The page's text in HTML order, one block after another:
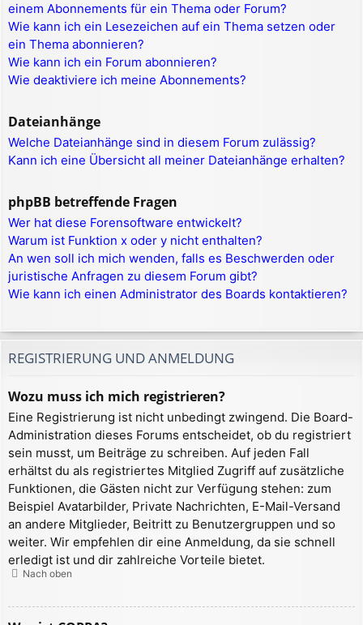
einem Abonnements für ein Thema oder Forum?
Wie kann ich ein Lesezeichen auf ein Thema setzen oder
ein Thema abonnieren?
Wie kann ich ein Forum abonnieren?
Wie deaktiviere ich meine Abonnements?
Dateianhänge
Welche Dateianhänge sind in diesem Forum zulässig?
Kann ich eine Übersicht all meiner Dateianhänge erhalten?
phpBB betreffende Fragen
Wer hat diese Forensoftware entwickelt?
Warum ist Funktion x oder y nicht enthalten?
An wen soll ich mich wenden, falls es Beschwerden oder
juristische Anfragen zu diesem Forum gibt?
Wie kann ich einen Administrator des Boards kontaktieren?
REGISTRIERUNG UND ANMELDUNG
Wozu muss ich mich registrieren?
Eine Registrierung ist nicht unbedingt zwingend. Die Board-
Administration dieses Forums entscheidet, ob du registriert
sein musst, um Beiträge zu schreiben. Auf jeden Fall
erhältst du als registriertes Mitglied Zugriff auf zusätzliche
Funktionen, die Gästen nicht zur Verfügung stehen: zum
Beispiel Avatarbilder, Private Nachrichten, E-Mail-Versand
an andere Mitglieder, Beitritt zu Benutzergruppen und so
weiter. Wir empfehlen dir eine Anmeldung, da sie schnell
erledigt ist und dir zahlreiche Vorteile bietet.
Nach oben